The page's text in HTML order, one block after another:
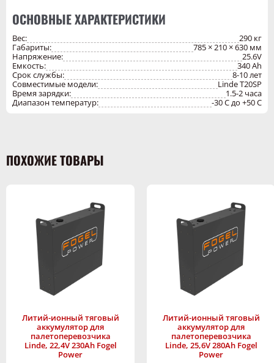
ОСНОВНЫЕ ХАРАКТЕРИСТИКИ
Вес:
290 кг
Габариты:
785 × 210 × 630 мм
Напряжение:
25.6V
Емкость:
340 Ah
Срок службы:
8-10 лет
Совместимые модели:
Linde Т20SP
Время зарядки:
1.5-2 часа
Диапазон температур:
-30 C до +50 C
ПОХОЖИЕ ТОВАРЫ
Литий-ионный тяговый
аккумулятор для
палетоперевозчика
Linde, 22,4V 230Ah Fogel
Power
Литий-ионный тяговый
аккумулятор для
палетоперевозчика
Linde, 25,6V 280Ah Fogel
Power